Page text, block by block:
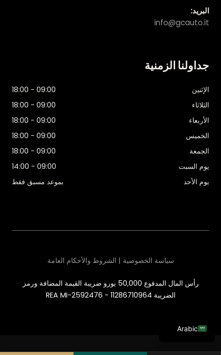
البريد:
info@gcauto.it
جداولنا الزمنية
الإثنين
09:00 - 18:00
الثلاثاء
09:00 - 18:00
الأربعاء
09:00 - 18:00
الخميس
09:00 - 18:00
الجمعة
09:00 - 18:00
يوم السبت
09:00 - 14:00
يوم الأحد
بموعد مسبق فقط
رأس المال المدفوع 50,000 يورو ضريبة القيمة المضافة ورمز
الضريبة 11286710964 - REA MI-2592476
سياسة الخصوصية | الشروط والأحكام العامة
Arabic